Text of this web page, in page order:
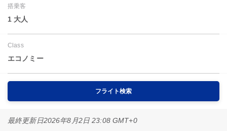
搭乗客
1 大人
Class
エコノミー
フライト検索
最終更新日2026年8月2日 23:08 GMT+0